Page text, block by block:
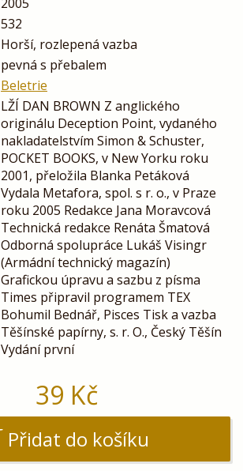
532
Horší, rozlepená vazba
pevná s přebalem
Beletrie
LŽÍ DAN BROWN Z anglického
originálu Deception Point, vydaného
nakladatelstvím Simon & Schuster,
POCKET BOOKS, v New Yorku roku
2001, přeložila Blanka Petáková
Vydala Metafora, spol. s r. o., v Praze
roku 2005 Redakce Jana Moravcová
Technická redakce Renáta Šmatová
Odborná spolupráce Lukáš Visingr
(Armádní technický magazín)
Grafickou úpravu a sazbu z písma
Times připravil programem TEX
Bohumil Bednář, Pisces Tisk a vazba
Těšínské papírny, s. r. O., Český Těšín
Vydání první
39 Kč
Přidat do košíku